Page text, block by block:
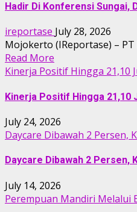
Hadir Di Konferensi Sungai,
ireportase July 28, 2026
Mojokerto (IReportase) –
Read More
Kinerja Positif Hingga 21,10
Kinerja Positif Hingga 21,10
July 24, 2026
Daycare Dibawah 2 Persen,
Daycare Dibawah 2 Persen,
July 14, 2026
Perempuan Mandiri Melalui